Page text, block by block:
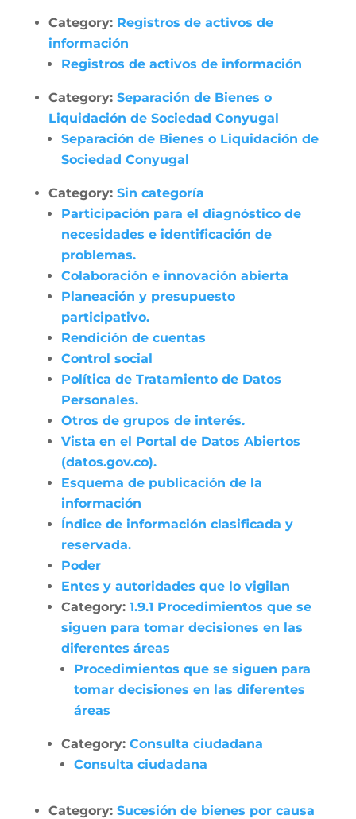
Category: Registros de activos de
información
Registros de activos de información
Category: Separación de Bienes o
Liquidación de Sociedad Conyugal
Separación de Bienes o Liquidación de
Sociedad Conyugal
Category: Sin categoría
Participación para el diagnóstico de
necesidades e identificación de
problemas.
Colaboración e innovación abierta
Planeación y presupuesto
participativo.
Rendición de cuentas
Control social
Política de Tratamiento de Datos
Personales.
Otros de grupos de interés.
Vista en el Portal de Datos Abiertos
(datos.gov.co).
Esquema de publicación de la
información
Índice de información clasificada y
reservada.
Poder
Entes y autoridades que lo vigilan
Category: 1.9.1 Procedimientos que se
siguen para tomar decisiones en las
diferentes áreas
Procedimientos que se siguen para
tomar decisiones en las diferentes
áreas
Category: Consulta ciudadana
Consulta ciudadana
Category: Sucesión de bienes por causa